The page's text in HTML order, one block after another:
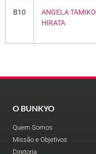
B10
ANGELA TAMIKO
HIRATA
O BUNKYO
Quem Somos
Missão e Objetivos
Diretoria